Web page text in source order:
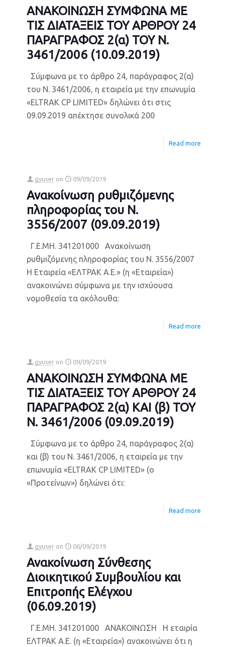
ΑΝΑΚΟΙΝΩΣΗ ΣΥΜΦΩΝΑ ΜΕ
ΤΙΣ ΔΙΑΤΑΞΕΙΣ ΤΟΥ ΑΡΘΡΟΥ 24
ΠΑΡΑΓΡΑΦΟΣ 2(α) ΤΟΥ Ν.
3461/2006 (10.09.2019)
Σύμφωνα με το άρθρο 24, παράγραφος 2(α)
του Ν. 3461/2006, η εταιρεία με την επωνυμία
«ELTRAK CP LIMITED» δηλώνει ότι στις
09.09.2019 απέκτησε συνολικά 200
Read more
gyuser on 09/09/2019
Ανακοίνωση ρυθμιζόμενης
πληροφορίας του Ν.
3556/2007 (09.09.2019)
Γ.Ε.ΜΗ. 341201000 Ανακοίνωση
ρυθμιζόμενης πληροφορίας του Ν. 3556/2007
Η Εταιρεία «ΕΛΤΡΑΚ Α.Ε.» (η «Εταιρεία»)
ανακοινώνει σύμφωνα με την ισχύουσα
νομοθεσία τα ακόλουθα:
Read more
gyuser on 09/09/2019
ΑΝΑΚΟΙΝΩΣΗ ΣΥΜΦΩΝΑ ΜΕ
ΤΙΣ ΔΙΑΤΑΞΕΙΣ ΤΟΥ ΑΡΘΡΟΥ 24
ΠΑΡΑΓΡΑΦΟΣ 2(α) ΚΑΙ (β) ΤΟΥ
Ν. 3461/2006 (09.09.2019)
Σύμφωνα με το άρθρο 24, παράγραφος 2(α)
και (β) του Ν. 3461/2006, η εταιρεία με την
επωνυμία «ELTRAK CP LIMITED» (ο
«Προτείνων») δηλώνει ότι:
Read more
gyuser on 06/09/2019
Ανακοίνωση Σύνθεσης
Διοικητικού Συμβουλίου και
Επιτροπής Ελέγχου
(06.09.2019)
Γ.Ε.ΜΗ. 341201000 ΑΝΑΚΟΙΝΩΣΗ Η εταιρία
ΕΛΤΡΑΚ Α.Ε. (η «Εταιρεία») ανακοινώνει ότι η